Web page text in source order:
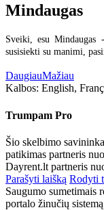
Mindaugas
Sveiki, esu Mindaugas
susisiekti su manimi,
DaugiauMažiau
Kalbos: English,
Trumpam Pro
Šio skelbimo
patikimas partneris
Dayrent.lt partneris
Parašyti laišką Rodyti
Saugumo sumetimais
portalo žinučių sistemą